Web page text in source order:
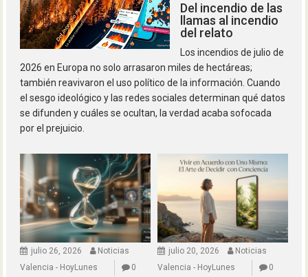
Del incendio de las
llamas al incendio
del relato
Los incendios de julio de
2026 en Europa no solo arrasaron miles de hectáreas;
también reavivaron el uso político de la información. Cuando
el sesgo ideológico y las redes sociales determinan qué datos
se difunden y cuáles se ocultan, la verdad acaba sofocada
por el prejuicio.
julio 26, 2026
Noticias
Valencia - HoyLunes
0
julio 20, 2026
Noticias
Valencia - HoyLunes
0